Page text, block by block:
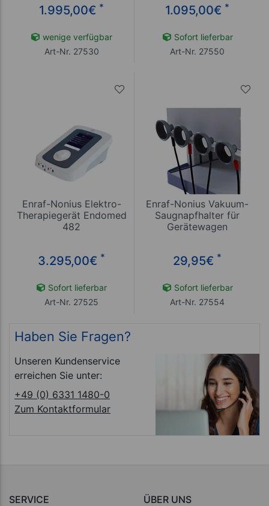
1.995,00€ *
wenige verfügbar
Art-Nr. 27530
1.095,00€ *
Sofort lieferbar
Art-Nr. 27550
Enraf-Nonius Elektro-
Therapiegerät Endomed
482
3.295,00€ *
Sofort lieferbar
Art-Nr. 27525
Enraf-Nonius Vakuum-
Saugnapfhalter für
Gerätewagen
29,95€ *
Sofort lieferbar
Art-Nr. 27554
Haben Sie Fragen?
Unseren Kundenservice
erreichen Sie unter:
+49 (0) 6331 1480-0
Zum Kontaktformular
SERVICE
ÜBER UNS